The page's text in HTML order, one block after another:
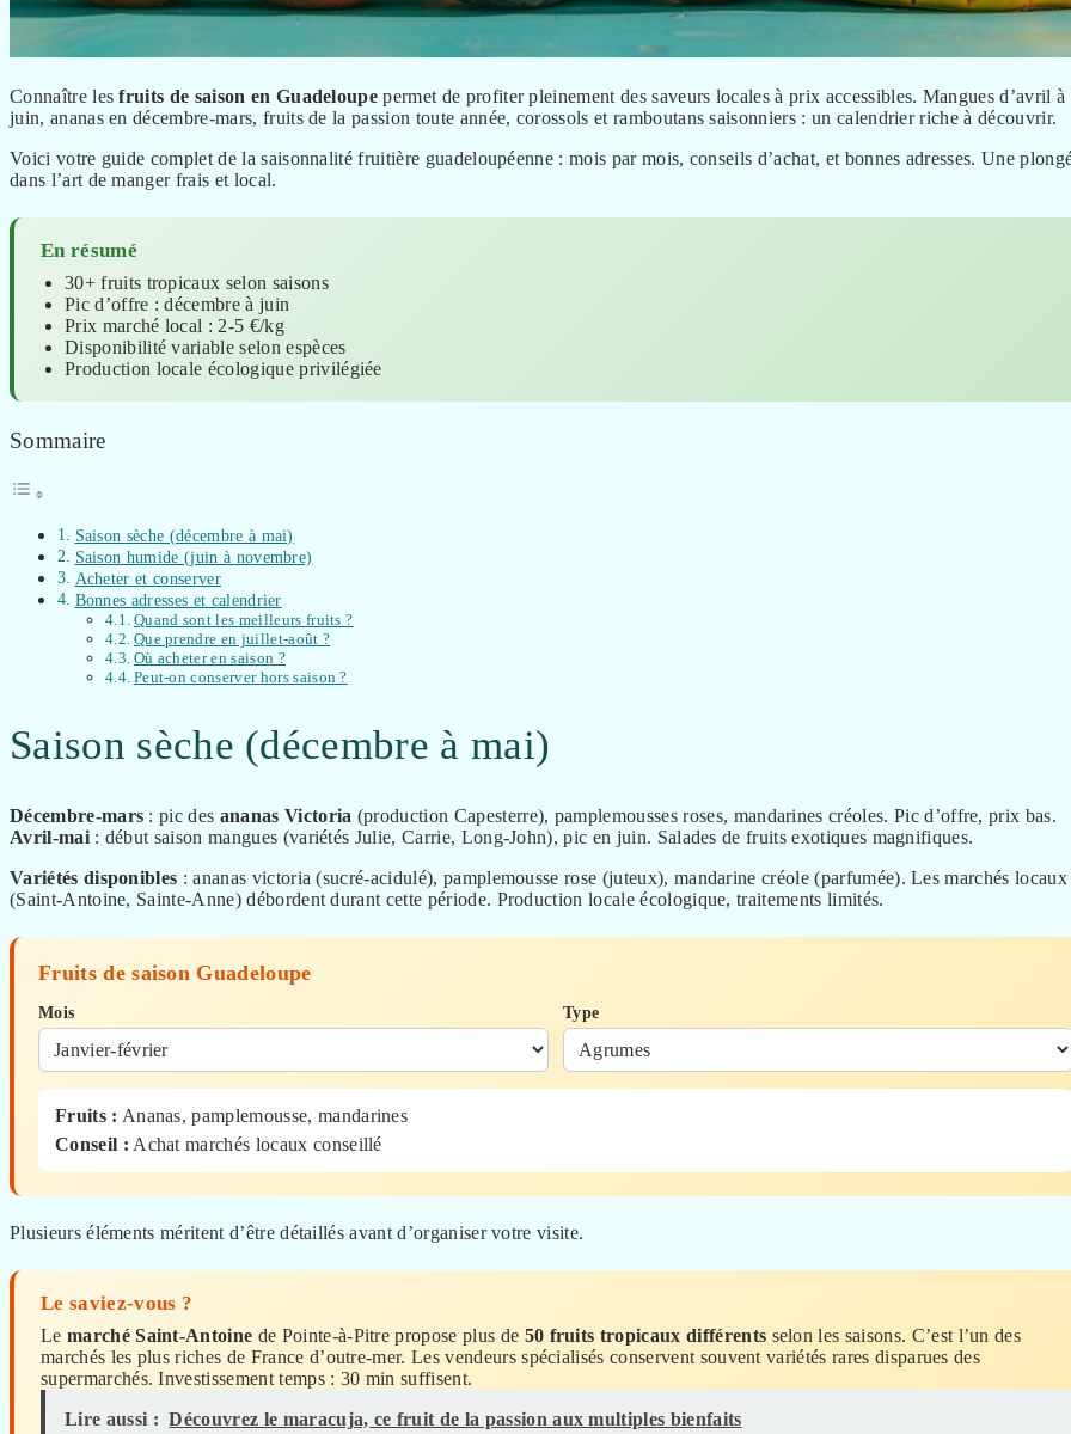
Connaître lesfruits de saison en Guadeloupe permet de profiter pleinement des saveurs locales à prix accessibles. Mangues d’avril à
juin, ananas en décembre-mars, fruits de la passion toute année, corossols et ramboutans saisonniers : un calendrier riche à découvrir.
Voici votre guide complet de la saisonnalité fruitière guadeloupéenne : mois par mois, conseils d’achat, et bonnes adresses. Une
dans l’art de manger frais et local.
En résumé
30+ fruits tropicaux selon saisons
Pic d’offre : décembre à juin
Prix marché local : 2-5 €/kg
Disponibilité variable selon espèces
Production locale écologique privilégiée
Sommaire
Saison sèche (décembre à mai)
Saison humide (juin à novembre)
Acheter et conserver
Bonnes adresses et calendrier
Quand sont les meilleurs fruits ?
Que prendre en juillet-août ?
Où acheter en saison ?
Peut-on conserver hors saison ?
Saison sèche (décembre à mai)
Décembre-mars : pic des ananas Victoria (production Capesterre), pamplemousses roses, mandarines créoles. Pic d’offre, prix bas.
Avril-mai: début saison mangues (variétés Julie, Carrie, Long-John), pic en juin. Salades de fruits exotiques magnifiques.
Variétés disponibles : ananas victoria (sucré-acidulé), pamplemousse rose (juteux), mandarine créole (parfumée). Les marchés locaux
(Saint-Antoine, Sainte-Anne) débordent durant cette période. Production locale écologique, traitements limités.
Fruits de saison Guadeloupe
Mois Type
Fruits : Ananas, pamplemousse, mandarines
Conseil : Achat marchés locaux conseillé
Plusieurs éléments méritent d’être détaillés avant d’organiser votre visite.
Le saviez-vous ?
Le marché Saint-Antoine de Pointe-à-Pitre propose plus de 50 fruits tropicaux différents selon les saisons. C’est l’un des
marchés les plus riches de France d’outre-mer. Les vendeurs spécialisés conservent souvent variétés rares disparues des
supermarchés. Investissement temps : 30 min suffisent.
Lire aussi : Découvrez le maracuja, ce fruit de la passion aux multiples bienfaits